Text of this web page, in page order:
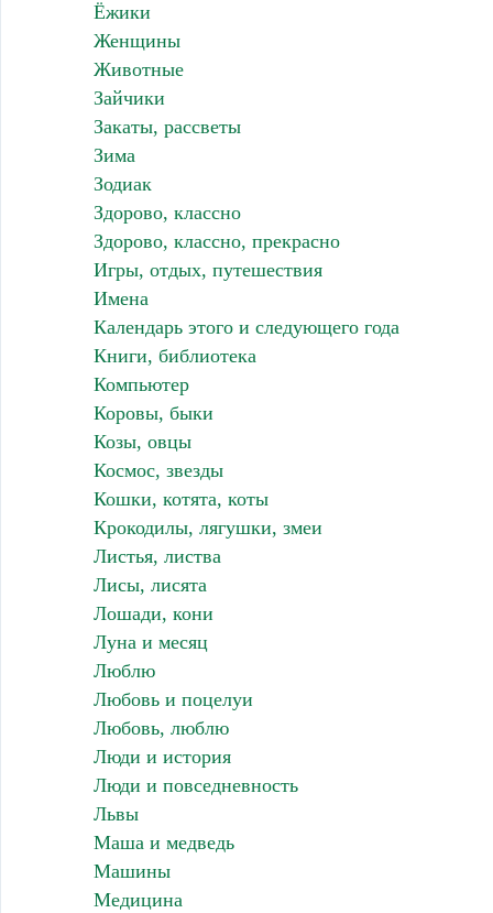
Ёжики
Женщины
Животные
Зайчики
Закаты, рассветы
Зима
Зодиак
Здорово, классно
Здорово, классно, прекрасно
Игры, отдых, путешествия
Имена
Календарь этого и следующего года
Книги, библиотека
Компьютер
Коровы, быки
Козы, овцы
Космос, звезды
Кошки, котята, коты
Крокодилы, лягушки, змеи
Листья, листва
Лисы, лисята
Лошади, кони
Луна и месяц
Люблю
Любовь и поцелуи
Любовь, люблю
Люди и история
Люди и повседневность
Львы
Маша и медведь
Машины
Медицина